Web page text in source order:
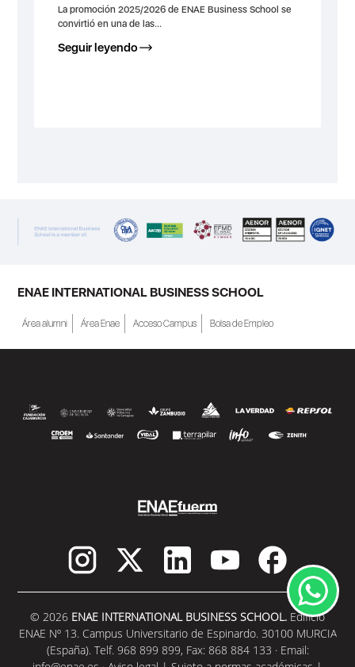
La promoción 2025/2026 de ENAE Business School se
convirtió en una de las...
Seguir leyendo
ENAE INTERNATIONAL BUSINESS SCHOOL
Área alumni Área Enae Acceso Campus Bolsa de Empleo
© 2026 ENAE INTERNATIONAL BUSINESS SCHOOL. Edificio
ENAE Nº 13. Campus Universitario de Espinardo. 30100 MURCIA
(España). Telf. 968 899 899, Fax: 868 884 133 · Email: